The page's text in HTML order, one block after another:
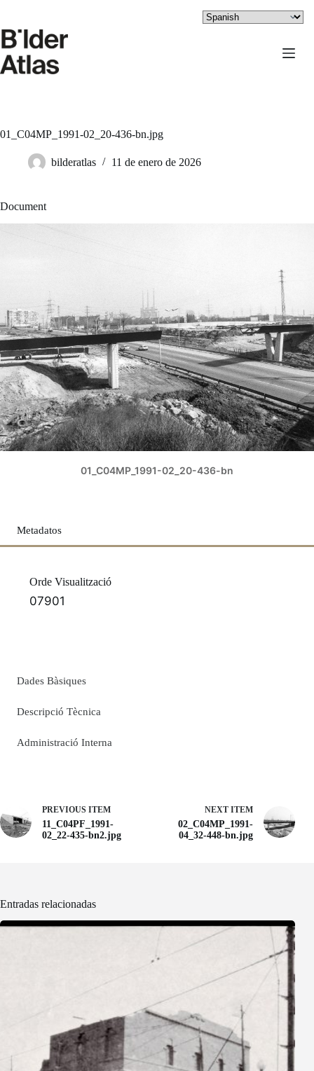
contenido
01_C04MP_1991-02_20-436-bn.jpg
bilderatlas 11 de enero de 2026
Document
01_C04MP_1991-02_20-436-bn
Metadatos
Orde Visualització
07901
Dades Bàsiques
Descripció Tècnica
Administració Interna
PREVIOUS ITEM
11_C04PF_1991-
02_22-435-bn2.jpg
NEXT ITEM
02_C04MP_1991-
04_32-448-bn.jpg
Entradas relacionadas